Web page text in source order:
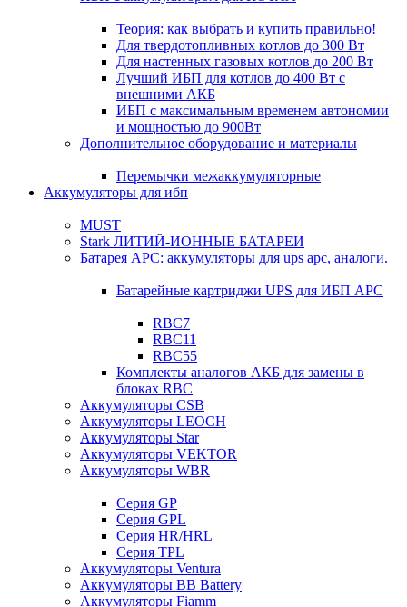
Теория: как выбрать и купить правильно!
Для твердотопливных котлов до 300 Вт
Для настенных газовых котлов до 200 Вт
Лучший ИБП для котлов до 400 Вт с
внешними АКБ
ИБП с максимальным временем автономии
и мощностью до 900Вт
Дополнительное оборудование и материалы
Перемычки межаккумуляторные
Аккумуляторы для ибп
MUST
Stark ЛИТИЙ-ИОННЫЕ БАТАРЕИ
Батарея APC: аккумуляторы для ups apc, аналоги.
Батарейные картриджи UPS для ИБП APC
RBC7
RBC11
RBC55
Комплекты аналогов АКБ для замены в
блоках RBC
Аккумуляторы CSB
Аккумуляторы LEOCH
Аккумуляторы Star
Аккумуляторы VEKTOR
Аккумуляторы WBR
Cерия GP
Серия GPL
Серия HR/HRL
Серия TPL
Аккумуляторы Ventura
Аккумуляторы BB Battery
Аккумуляторы Fiamm